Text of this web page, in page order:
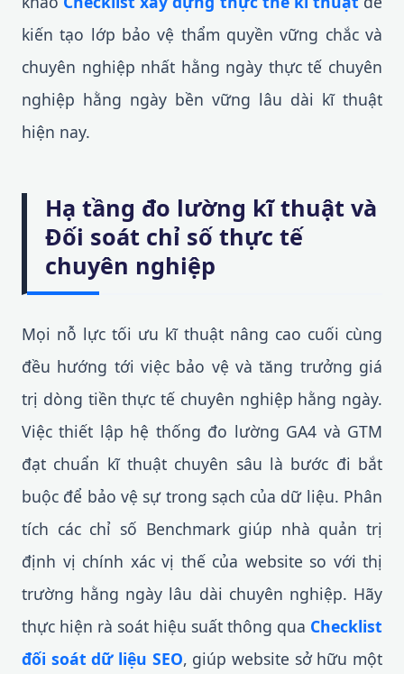
kiến tạo lớp bảo vệ thẩm quyền vững chắc và
chuyên nghiệp nhất hằng ngày thực tế chuyên
nghiệp hằng ngày bền vững lâu dài kĩ thuật
hiện nay.
Hạ tầng đo lường kĩ thuật và
Đối soát chỉ số thực tế
chuyên nghiệp
Mọi nỗ lực tối ưu kĩ thuật nâng cao cuối cùng
đều hướng tới việc bảo vệ và tăng trưởng giá
trị dòng tiền thực tế chuyên nghiệp hằng ngày.
Việc thiết lập hệ thống đo lường GA4 và GTM
đạt chuẩn kĩ thuật chuyên sâu là bước đi bắt
buộc để bảo vệ sự trong sạch của dữ liệu. Phân
tích các chỉ số Benchmark giúp nhà quản trị
định vị chính xác vị thế của website so với thị
trường hằng ngày lâu dài chuyên nghiệp. Hãy
thực hiện rà soát hiệu suất thông qua Checklist
đối soát dữ liệu SEO, giúp website sở hữu một